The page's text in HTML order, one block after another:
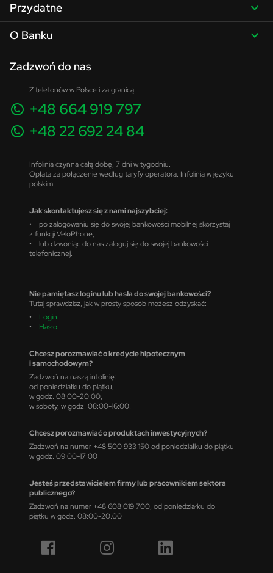
Przydatne
O Banku
Zadzwoń do nas
Z telefonów w Polsce i za granicą:
+48 664 919 797
+48 22 692 24 84
Infolinia czynna całą dobę, 7 dni w tygodniu.
Opłata za połączenie według taryfy operatora. Infolinia w języku
polskim.
Jak skontaktujesz się z nami najszybciej:
• po zalogowaniu się do swojej bankowości mobilnej skorzystaj
z funkcji VeloPhone,
• lub dzwoniąc do nas zaloguj się do swojej bankowości
telefonicznej.
Nie pamiętasz loginu lub hasła do swojej bankowości?
Tutaj sprawdzisz, jak w prosty sposób możesz odzyskać:
• Login
• Hasło
Chcesz porozmawiać o kredycie hipotecznym
i samochodowym?
Zadzwoń na naszą infolinię:
od poniedziałku do piątku,
w godz. 08:00-20:00,
w soboty, w godz. 08:00-16:00.
Chcesz porozmawiać o produktach inwestycyjnych?
Zadzwoń na numer +48 500 933 150 od poniedziałku do piątku
w godz. 09:00-17:00
Jesteś przedstawicielem firmy lub pracownikiem sektora
publicznego?
Zadzwoń na numer +48 608 019 700, od poniedziałku do
piątku w godz. 08:00-20.00